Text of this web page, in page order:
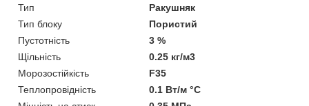
Тип
Ракушняк
Тип блоку
Пористий
Пустотність
3 %
Щільність
0.25 кг/м3
Морозостійкість
F35
Теплопровідність
0.1 Вт/м °С